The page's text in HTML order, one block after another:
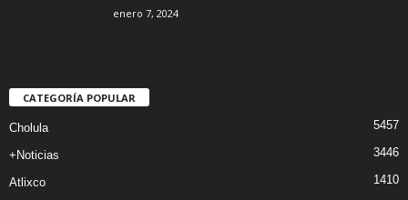
enero 7, 2024
CATEGORÍA POPULAR
Cholula 5457
+Noticias 3446
Atlixco
1410